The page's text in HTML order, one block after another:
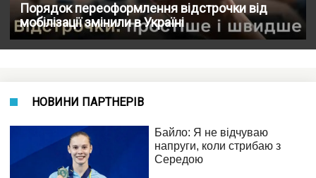
Порядок переоформлення відстрочки від
мобілізації змінили в Україні
НОВИНИ ПАРТНЕРІВ